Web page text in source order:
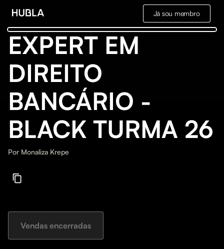
Já sou membro
EXPERT EM
DIREITO
BANCÁRIO -
BLACK TURMA 26
Por Monaliza Krepe
Vendas encerradas